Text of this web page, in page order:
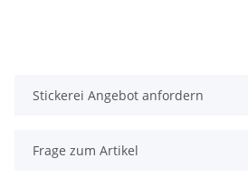
Stickerei Angebot anfordern
Frage zum Artikel